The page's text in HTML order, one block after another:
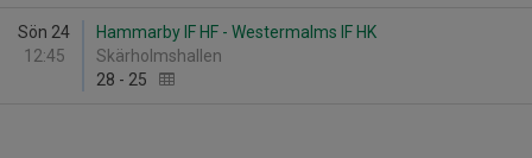
Sön 24
12:45
Hammarby IF HF - Westermalms IF HK
Skärholmshallen
28 - 25